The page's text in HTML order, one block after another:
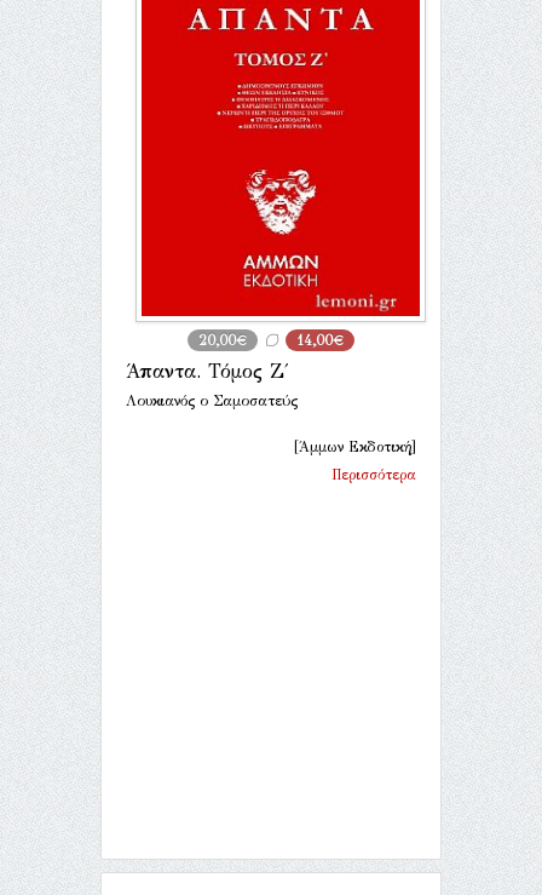
20,00€ 14,00€
Άπαντα. Τόμος Ζ΄
Λουκιανός ο Σαμοσατεύς
[Άμμων Εκδοτική]
Περισσότερα